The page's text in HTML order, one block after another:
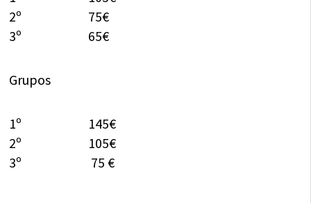
2º 75€
3º 65€
Grupos
1º 145€
2º 105€
3º 75 €